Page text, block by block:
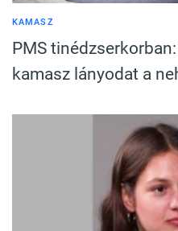
KAMASZ
PMS
kamasz lányodat a